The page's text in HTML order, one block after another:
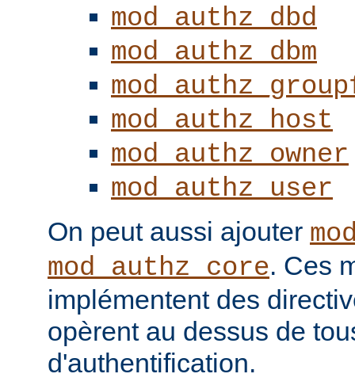
mod_authz_dbd
mod_authz_dbm
mod_authz_host
mod_authz_owner
mod_authz_user
On peut aussi ajouter
mod_authz_core. Ces
implémentent des
opèrent au dessus de
d'authentification.